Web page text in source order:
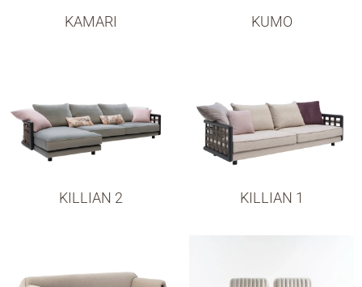
KAMARI KUMO
KILLIAN 2 KILLIAN 1